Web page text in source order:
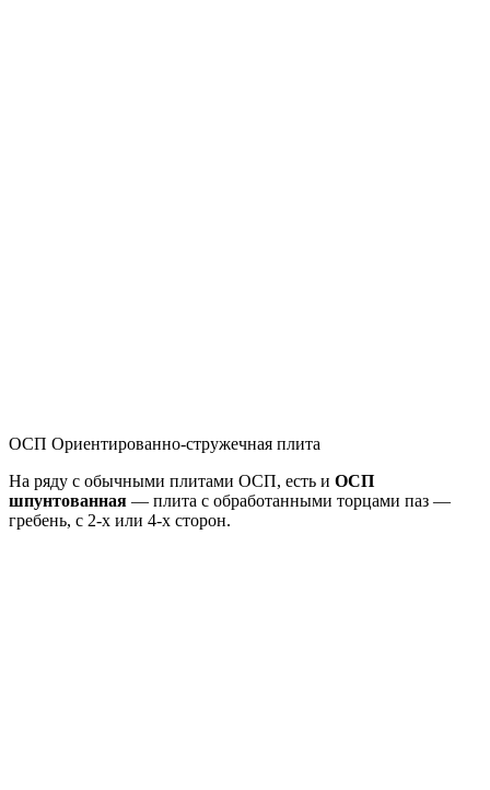
ОСП Ориентированно-стружечная плита
На ряду с обычными плитами ОСП, есть и ОСП
шпунтованная — плита с обработанными торцами паз —
гребень, с 2-х или 4-х сторон.